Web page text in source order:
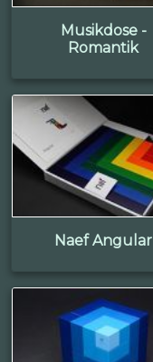
Musikdose -
Romantik
Naef Angular